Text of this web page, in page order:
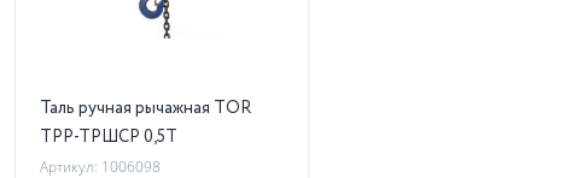
Таль ручная рычажная TOR
ТРР-ТРШСР 0,5Т
Артикул: 1006098